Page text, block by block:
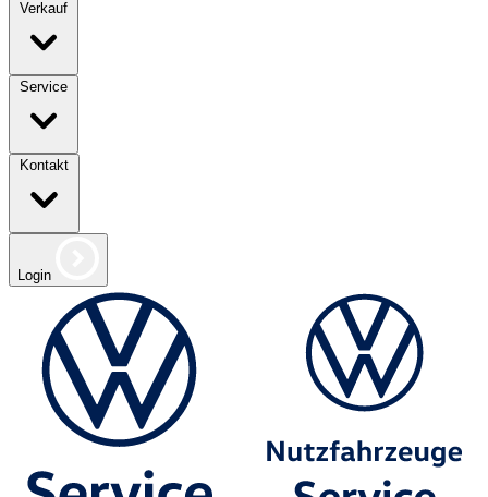
Verkauf
Service
Kontakt
Login